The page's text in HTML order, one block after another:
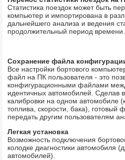
Статистика поездок может быть
компьютер и импортирована в
дальнейшего анализа и ведения
продолжительный период времени.
Сохранение файла
Все настройки бортового
файл на ПК пользователя - это
конфигурационными файлами
идентичных автомобилей. Сделав
калибровки на одном автомобиле
топлива, скорости, бака),
передать другим пользователям
Легкая установка
Возможность подключения
колодке диагностики автомобиля
автомобилей).